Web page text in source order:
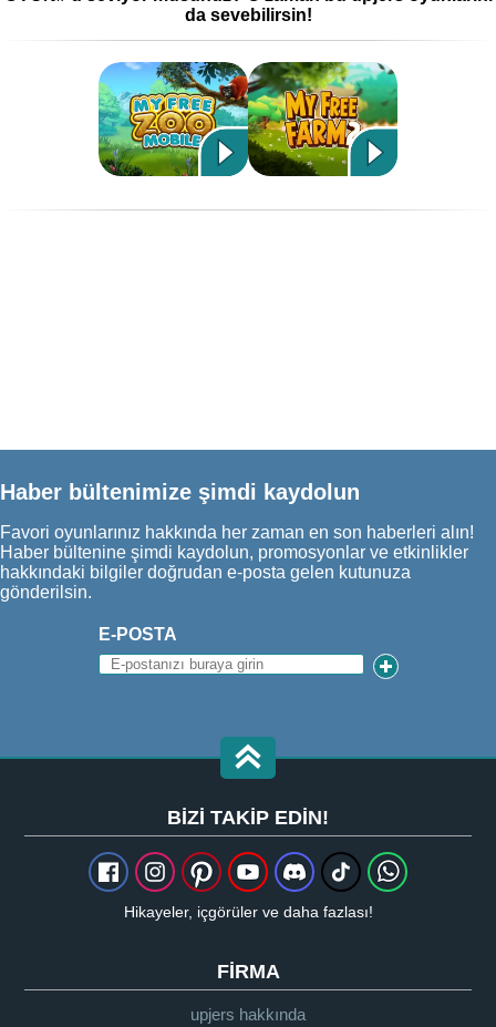
da sevebilirsin!
Haber bültenimize şimdi kaydolun
Favori oyunlarınız hakkında her zaman en son haberleri alın!
Haber bültenine şimdi kaydolun, promosyonlar ve etkinlikler
hakkındaki bilgiler doğrudan e-posta gelen kutunuza
gönderilsin.
E-POSTA
BIZI TAKIP EDIN!
Hikayeler, içgörüler ve daha fazlası!
FIRMA
upjers hakkında